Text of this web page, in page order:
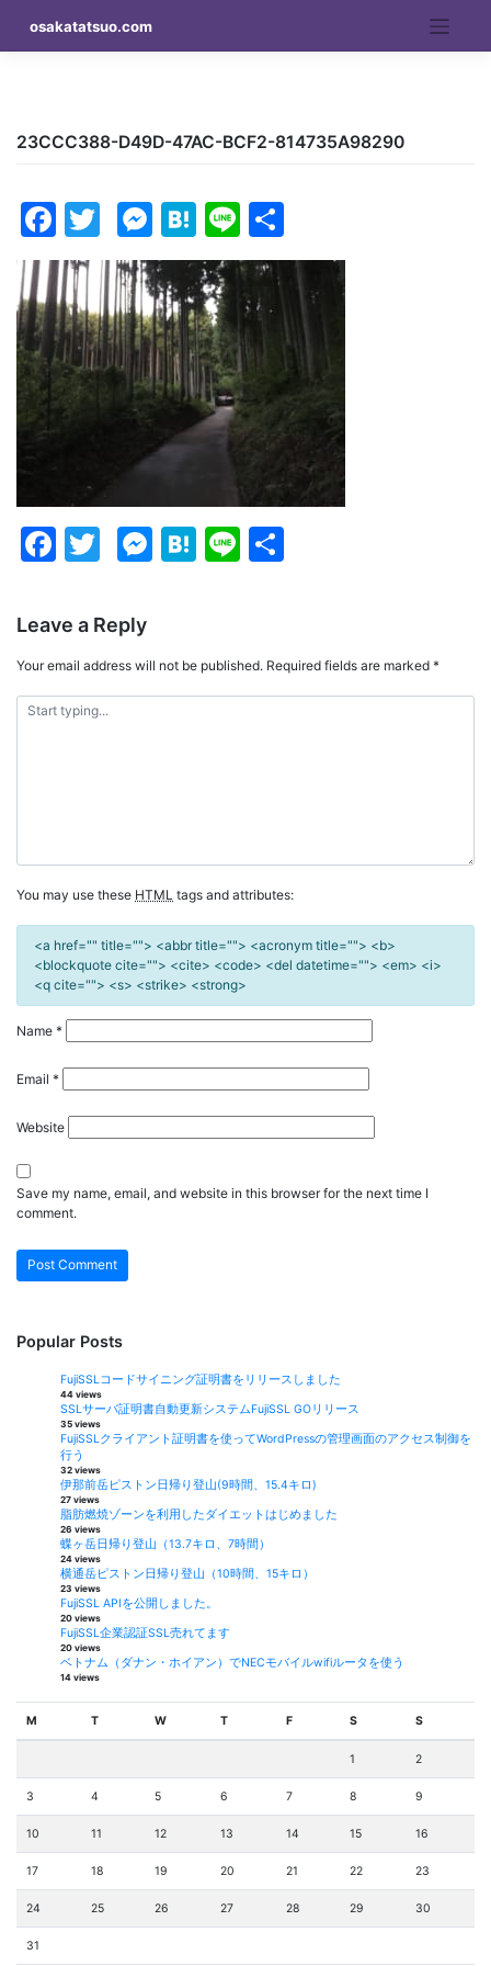
content
osakatatsuo.com
23CCC388-D49D-47AC-BCF2-814735A98290
Facebook
Twitter
Messenger
Hatena
Line
Facebook
Twitter
Messenger
Hatena
Line
Leave a Reply
Your email address will not be published. Required fields are marked *
You may use these HTML tags and attributes:
<a href="" title=""> <abbr title=""> <acronym title=""> <b>
<blockquote cite=""> <cite> <code> <del datetime=""> <em> <i>
<q cite=""> <s> <strike> <strong>
Name *
Email *
Website
Save my name, email, and website in this browser for the next time I
comment.
Popular Posts
FujiSSLコードサイニング証明書をリリースしました
44 views
SSLサーバ証明書自動更新システムFujiSSL GOリリース
35 views
FujiSSLクライアント証明書を使ってWordPressの管理画面のアクセス制御を
行う
32 views
伊那前岳ピストン日帰り登山(9時間、15.4キロ)
27 views
脂肪燃焼ゾーンを利用したダイエットはじめました
26 views
蝶ヶ岳日帰り登山（13.7キロ、7時間）
24 views
横通岳ピストン日帰り登山（10時間、15キロ）
23 views
FujiSSL APIを公開しました。
20 views
FujiSSL企業認証SSL売れてます
20 views
ベトナム（ダナン・ホイアン）でNECモバイルwifiルータを使う
14 views
M T W T F S S
1 2
3 4 5 6 7 8 9
10 11 12 13 14 15 16
17 18 19 20 21 22 23
24 25 26 27 28 29 30
31